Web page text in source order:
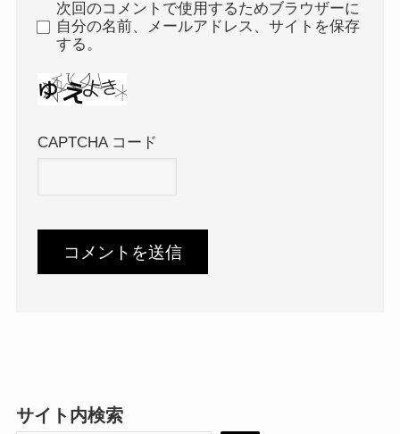
次回のコメントで使用するためブラウザーに
自分の名前、メールアドレス、サイトを保存
する。
CAPTCHA コード
サイト内検索